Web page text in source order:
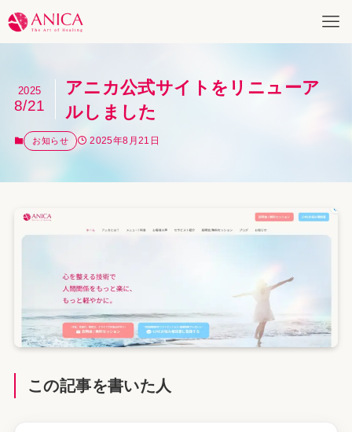
アニカ公式サイトをリニューア
ルしました
2025
8/21
お知らせ 2025年8月21日
この記事を書いた人